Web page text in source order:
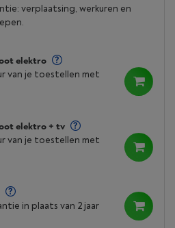
verplaatsing, werkuren en
elektro
van je toestellen met
elektro + tv
van je toestellen met
in plaats van 2 jaar